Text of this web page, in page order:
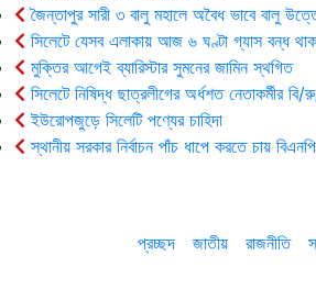
জৈন্তাপুর সারী ৩ বালু মহালে অবৈধ ভাবে বালু
সিলেটে যেসব এলাকায় আজ ৬ ঘণ্টা গ্যাস বন্ধ
মুক্তির আগেই ব্যারিস্টার সুমনের জামিন স্থগিত
সিলেটে নিষিদ্ধ ছাত্রলীগের অর্ধশত নেতাকর্মীর
ইউরোপজুড়ে সিলেটি পণ্যের চাহিদা
স্থানীয় সরকার নির্বাচন পাঁচ ধাপে করতে চায় বিএনপি
প্রচ্ছদ জাতীয় রাজনীতি